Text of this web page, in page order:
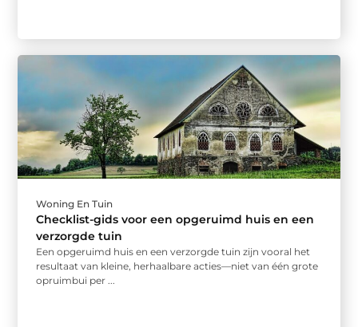
Woning En Tuin
Checklist-gids voor een opgeruimd huis en een
verzorgde tuin
Een opgeruimd huis en een verzorgde tuin zijn vooral het
resultaat van kleine, herhaalbare acties—niet van één grote
opruimbui per ...